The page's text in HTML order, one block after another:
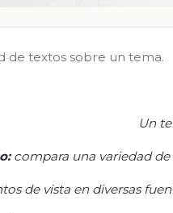
de textos sobre un tema.
Un
compara una variedad
de vista en diversas